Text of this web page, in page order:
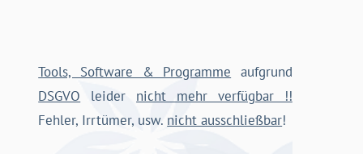
Tools, Software & Programme aufgrund
DSGVO leider nicht mehr verfügbar !!
Fehler, Irrtümer, usw. nicht ausschließbar!